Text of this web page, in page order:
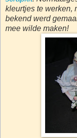
kleurtjes te werken,
bekend werd
mee wilde maken!